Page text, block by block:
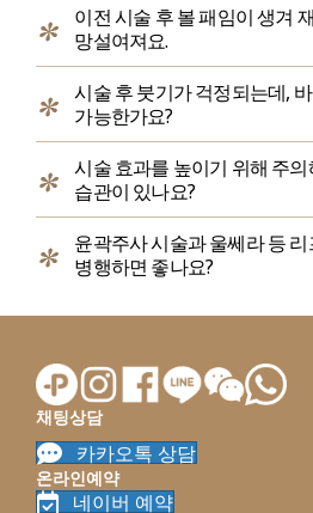
이전 시술 후 볼 패임이 생겨
망설여져요.
시술 후 붓기가 걱정되는데,
가능한가요?
시술 효과를 높이기 위해 주
습관이 있나요?
윤곽주사 시술과 울쎄라 등
병행하면 좋나요?
채팅상담
카카오톡 상담
온라인예약
네이버 예약